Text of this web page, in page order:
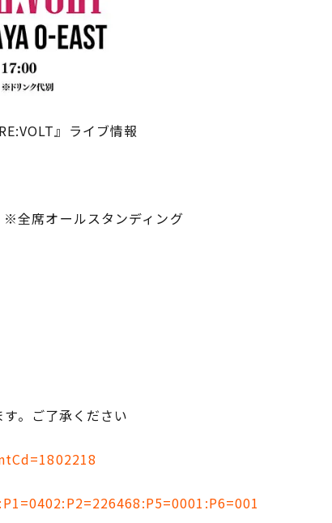
』ライブ情報
席オールスタンディング
。ご了承ください